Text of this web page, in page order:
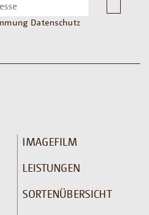
Datenschutz
IMAGEFILM
LEISTUNGEN
SORTENÜBERSICHT